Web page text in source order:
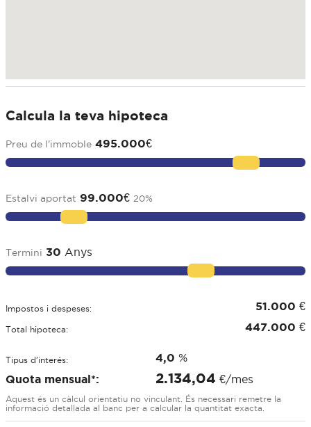
Calcula la teva hipoteca
Preu de l'immoble 495.000€
Estalvi aportat 99.000€ 20%
Termini 30 Anys
Impostos i despeses: 51.000 €
Total hipoteca: 447.000 €
Tipus d'interés: 4,0 %
Quota mensual*:
2.134,04 €/mes
Aquest és un càlcul orientatiu no vinculant. És necessari remetre la
informació detallada al banc per a calcular la quantitat exacta.